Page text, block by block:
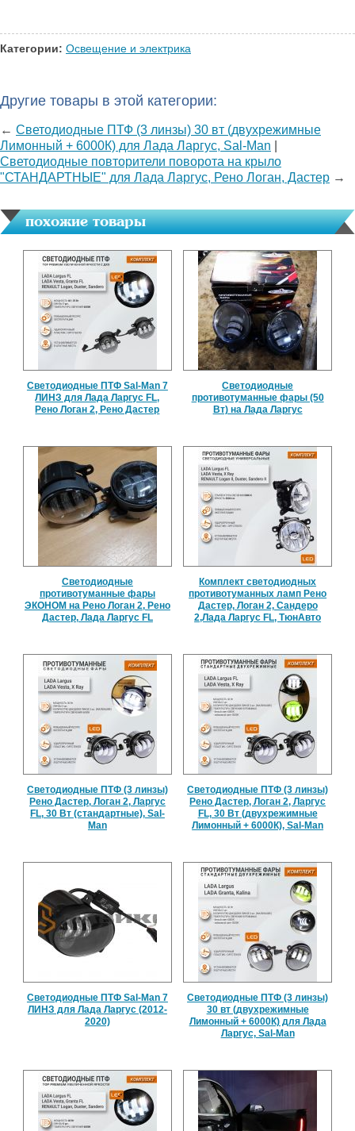
Категории: Освещение и электрика
Другие товары в этой категории:
← Светодиодные ПТФ (3 линзы) 30 вт (двухрежимные
Лимонный + 6000К) для Лада Ларгус, Sal-Man
Светодиодные повторители поворота на крыло
"СТАНДАРТНЫЕ" для Лада Ларгус, Рено Логан, Дастер →
похожие товары
Светодиодные ПТФ Sal-Man 7
ЛИНЗ для Лада Ларгус FL,
Рено Логан 2, Рено Дастер
Светодиодные
противотуманные фары (50
Вт) на Лада Ларгус
Светодиодные
противотуманные фары
ЭКОНОМ на Рено Логан 2, Рено
Дастер, Лада Ларгус FL
Комплект светодиодных
противотуманных ламп Рено
Дастер, Логан 2, Сандеро
2,Лада Ларгус FL, ТюнАвто
Светодиодные ПТФ (3 линзы)
Рено Дастер, Логан 2, Ларгус
FL, 30 Вт (стандартные), Sal-
Man
Светодиодные ПТФ (3 линзы)
Рено Дастер, Логан 2, Ларгус
FL, 30 Вт (двухрежимные
Лимонный + 6000К), Sal-Man
Светодиодные ПТФ Sal-Man 7
ЛИНЗ для Лада Ларгус (2012-
2020)
Светодиодные ПТФ (3 линзы)
30 вт (двухрежимные
Лимонный + 6000К) для Лада
Ларгус, Sal-Man